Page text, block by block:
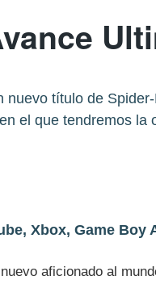
nuevo título de
el que tendremos
Xbox, Game Boy
aficionado al